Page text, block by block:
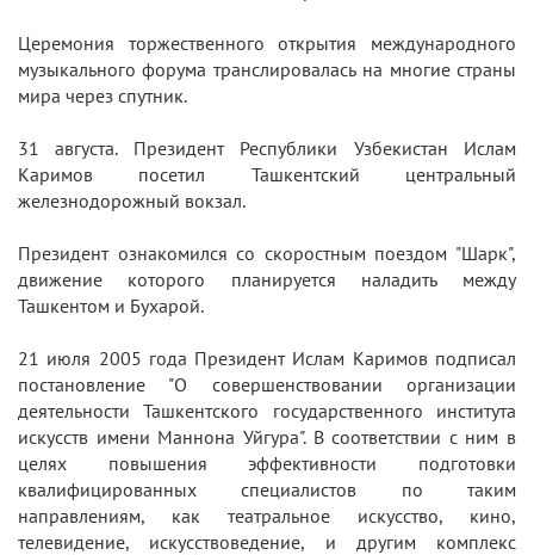
Церемония торжественного открытия международного
музыкального форума транслировалась на многие страны
мира через спутник.
31 августа. Президент Республики Узбекистан Ислам
Каримов посетил Ташкентский центральный
железнодорожный вокзал.
Президент ознакомился со скоростным поездом "Шарк",
движение которого планируется наладить между
Ташкентом и Бухарой.
21 июля 2005 года Президент Ислам Каримов подписал
постановление "О совершенствовании организации
деятельности Ташкентского государственного института
искусств имени Маннона Уйгура". В соответствии с ним в
целях повышения эффективности подготовки
квалифицированных специалистов по таким
направлениям, как театральное искусство, кино,
телевидение, искусствоведение, и другим комплекс